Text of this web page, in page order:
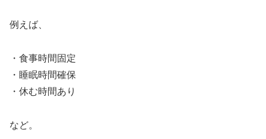
例えば、
・食事時間固定
・睡眠時間確保
・休む時間あり
など。